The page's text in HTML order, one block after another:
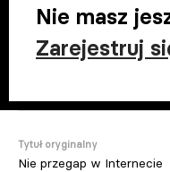
Nie masz
Zarejestruj
Tytuł oryginalny
Nie przegap w Internecie